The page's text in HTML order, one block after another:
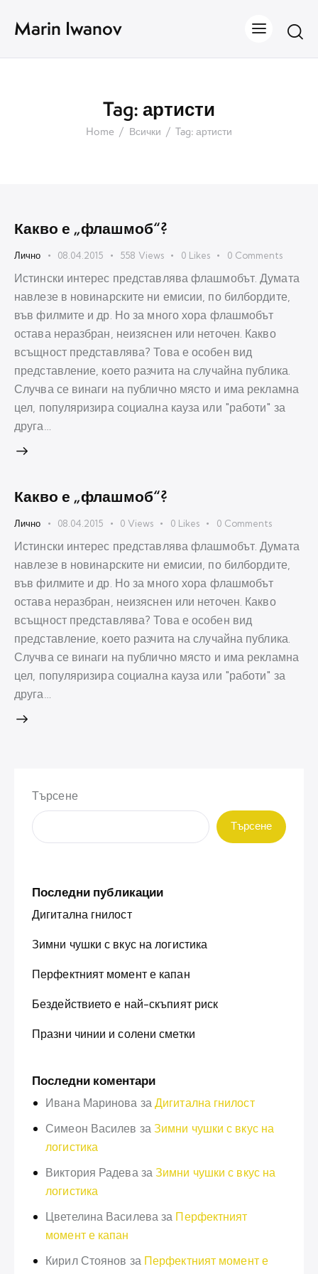
Marin Iwanov
Tag: артисти
Home Всички Tag: артисти
Какво е „флашмоб“?
Лично 08.04.2015 558 Views 0 Likes 0 Comments
Истински интерес представлява флашмобът. Думата
навлезе в новинарските ни емисии, по билбордите,
във филмите и др. Но за много хора флашмобът
остава неразбран, неизяснен или неточен. Какво
всъщност представлява? Това е особен вид
представление, което разчита на случайна публика.
Случва се винаги на публично място и има рекламна
цел, популяризира социална кауза или "работи" за
друга…
Какво е „флашмоб“?
Лично 08.04.2015 0 Views 0 Likes 0 Comments
Истински интерес представлява флашмобът. Думата
навлезе в новинарските ни емисии, по билбордите,
във филмите и др. Но за много хора флашмобът
остава неразбран, неизяснен или неточен. Какво
всъщност представлява? Това е особен вид
представление, което разчита на случайна публика.
Случва се винаги на публично място и има рекламна
цел, популяризира социална кауза или "работи" за
друга…
Търсене
Търсене
Последни публикации
Дигитална гнилост
Зимни чушки с вкус на логистика
Перфектният момент е капан
Бездействието е най-скъпият риск
Празни чинии и солени сметки
Последни коментари
Ивана Маринова за Дигитална гнилост
Симеон Василев за Зимни чушки с вкус на
логистика
Виктория РадевазаЗимни чушки с вкус на
логистика
Цветелина Василева за Перфектният
момент е капан
Кирил Стоянов за Перфектният момент е